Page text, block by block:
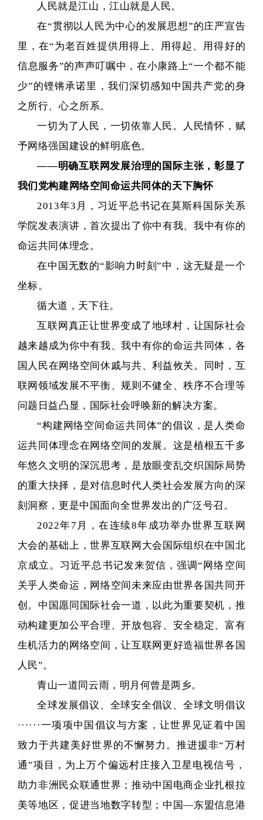
人民就是江山，江山就是人民。
在“贯彻以人民为中心的发展思想”的庄严宣告
里，在“为老百姓提供用得上、用得起、用得好的
信息服务”的声声叮嘱中，在小康路上“一个都不能
少”的铿锵承诺里，我们深切感知中国共产党的身
之所行、心之所系。
一切为了人民，一切依靠人民。人民情怀，赋
予网络强国建设的鲜明底色。
——明确互联网发展治理的国际主张，彰显了
我们党构建网络空间命运共同体的天下胸怀
2013年3月，习近平总书记在莫斯科国际关系
学院发表演讲，首次提出了你中有我、我中有你的
命运共同体理念。
在中国无数的“影响力时刻”中，这无疑是一个
坐标。
循大道，天下往。
互联网真正让世界变成了地球村，让国际社会
越来越成为你中有我、我中有你的命运共同体，各
国人民在网络空间休戚与共、利益攸关。同时，互
联网领域发展不平衡、规则不健全、秩序不合理等
问题日益凸显，国际社会呼唤新的解决方案。
“构建网络空间命运共同体”的倡议，是人类命
运共同体理念在网络空间的发展。这是植根五千多
年悠久文明的深沉思考，是放眼变乱交织国际局势
的重大抉择，是对信息时代人类社会发展方向的深
刻洞察，更是中国面向全世界发出的广泛号召。
2022年7月，在连续8年成功举办世界互联网
大会的基础上，世界互联网大会国际组织在中国北
京成立。习近平总书记发来贺信，强调“网络空间
关乎人类命运，网络空间未来应由世界各国共同开
创。中国愿同国际社会一道，以此为重要契机，推
动构建更加公平合理、开放包容、安全稳定、富有
生机活力的网络空间，让互联网更好造福世界各国
人民”。
青山一道同云雨，明月何曾是两乡。
全球发展倡议、全球安全倡议、全球文明倡议
······一项项中国倡议与方案，让世界见证着中国
致力于共建美好世界的不懈努力。推进援非“万村
通”项目，为上万个偏远村庄接入卫星电视信号，
助力非洲民众联通世界；推动中国电商企业扎根拉
美等地区，促进当地数字转型；中国—东盟信息港